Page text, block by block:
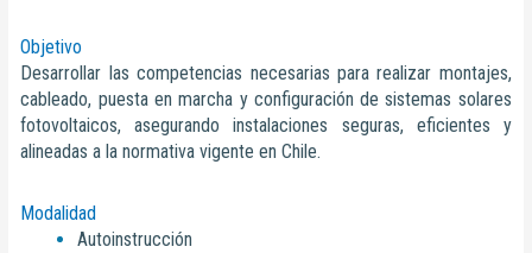
Objetivo
Desarrollar las competencias necesarias para realizar montajes,
cableado, puesta en marcha y configuración de sistemas solares
fotovoltaicos, asegurando instalaciones seguras, eficientes y
alineadas a la normativa vigente en Chile.
Modalidad
Autoinstrucción